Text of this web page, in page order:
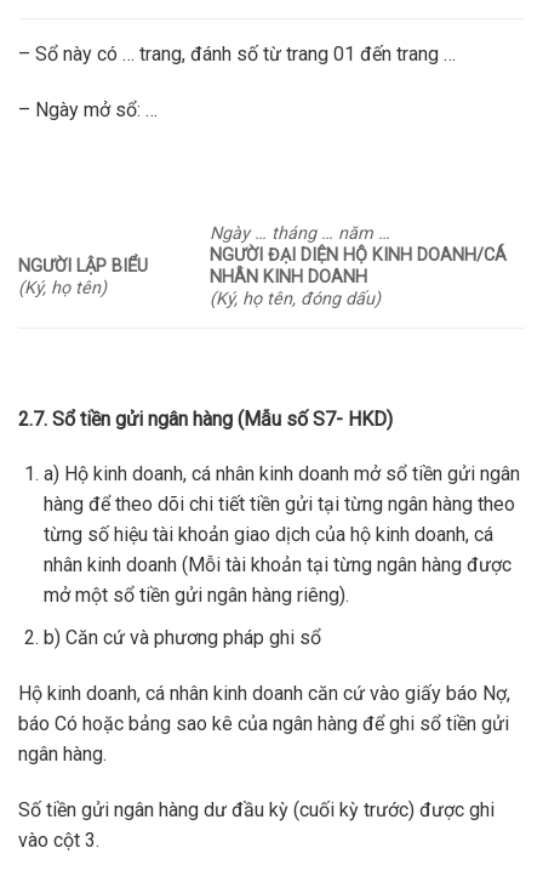
– Sổ này có … trang, đánh số từ trang 01 đến trang …
– Ngày mở sổ: …
NGƯỜI LẬP BIỂU
(Ký, họ tên)
Ngày … tháng … năm …
NGƯỜI ĐẠI DIỆN HỘ KINH DOANH/CÁ
NHÂN KINH DOANH
(Ký, họ tên, đóng dấu)
2.7. Sổ tiền gửi ngân hàng (Mẫu số S7- HKD)
a) Hộ kinh doanh, cá nhân kinh doanh mở sổ tiền gửi ngân
hàng để theo dõi chi tiết tiền gửi tại từng ngân hàng theo
từng số hiệu tài khoản giao dịch của hộ kinh doanh, cá
nhân kinh doanh (Mỗi tài khoản tại từng ngân hàng được
mở một sổ tiền gửi ngân hàng riêng).
b) Căn cứ và phương pháp ghi sổ
Hộ kinh doanh, cá nhân kinh doanh căn cứ vào giấy báo Nợ,
báo Có hoặc bảng sao kê của ngân hàng để ghi sổ tiền gửi
ngân hàng.
Số tiền gửi ngân hàng dư đầu kỳ (cuối kỳ trước) được ghi
vào cột 3.